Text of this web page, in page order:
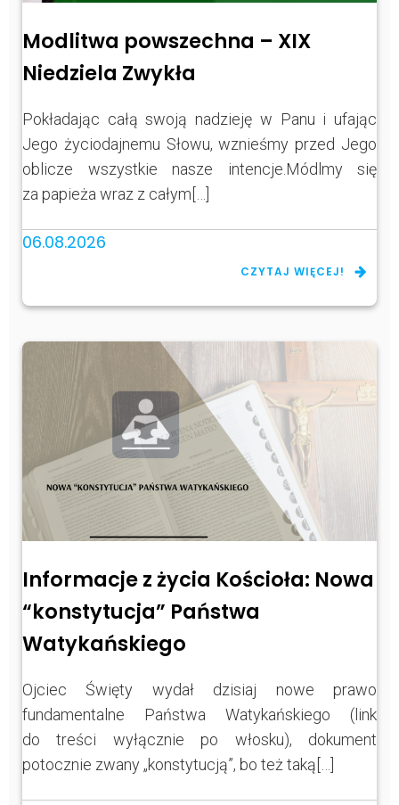
Modlitwa powszechna – XIX
Niedziela Zwykła
Pokładając całą swoją nadzieję w Panu i ufając
Jego życiodajnemu Słowu, wznieśmy przed Jego
oblicze wszystkie nasze intencje.Módlmy się
za papieża wraz z całym[…]
06.08.2026
CZYTAJ WIĘCEJ!
Informacje z życia Kościoła: Nowa
“konstytucja” Państwa
Watykańskiego
Ojciec Święty wydał dzisiaj nowe prawo
fundamentalne Państwa Watykańskiego (link
do treści wyłącznie po włosku), dokument
potocznie zwany „konstytucją”, bo też taką[…]